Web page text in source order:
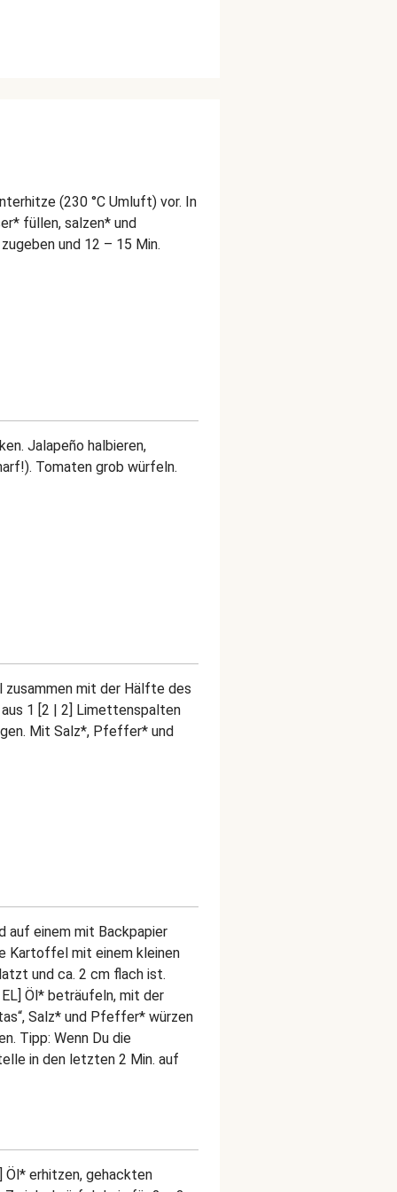
(230 °C Umluft) vor. In
füllen, salzen* und
und 12 – 15 Min.
Jalapeño halbieren,
Tomaten grob würfeln.
zusammen mit der Hälfte des
1 [2 | 2] Limettenspalten
Mit Salz*, Pfeffer* und
auf einem mit Backpapier
Kartoffel mit einem kleinen
und ca. 2 cm flach ist.
Öl* beträufeln, mit der
Salz* und Pfeffer* würzen
Tipp: Wenn Du die
in den letzten 2 Min. auf
Öl* erhitzen, gehackten